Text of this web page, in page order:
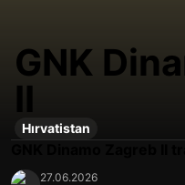
GNK
II
Hırvatistan
27.06.2026